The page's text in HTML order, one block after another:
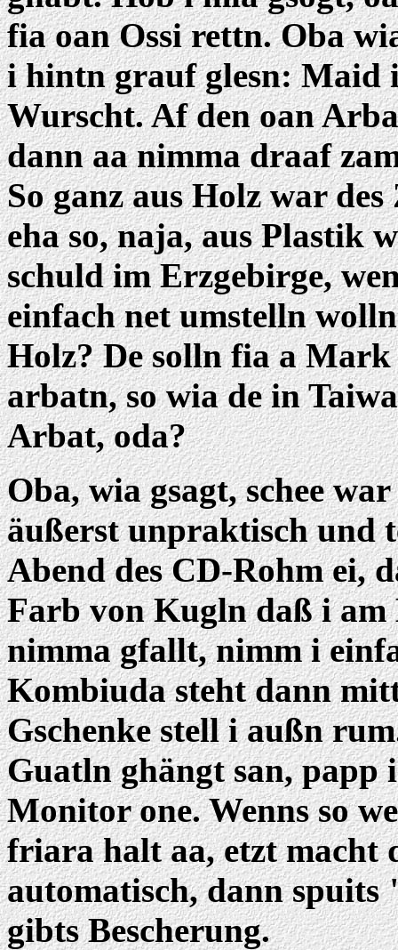
fia oan Ossi rettn. Oba
i hintn grauf glesn: Maid
Wurscht. Af den oan
dann aa nimma draaf
So ganz aus Holz war
eha so, naja, aus Plastik
schuld im Erzgebirge,
einfach net umstelln
Holz? De solln fia a
arbatn, so wia de in
Arbat, oda?
Oba, wia gsagt, schee
äußerst unpraktisch und
Abend des CD-Rohm ei,
Farb von Kugln daß i am
nimma gfallt, nimm i
Kombiuda steht dann
Gschenke stell i außn
Guatln ghängt san, papp
Monitor one. Wenns so
friara halt aa, etzt macht
automatisch, dann
gibts Bescherung.